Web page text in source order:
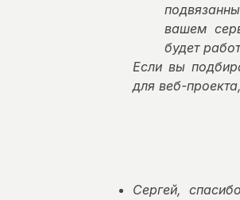
вашем
будет
Если вы
для веб-
Сергей,